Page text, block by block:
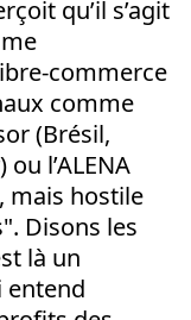
qu’il s’agit
commerce
comme
(Brésil,
l’ALENA
mais hostile
Disons les
là un
entend